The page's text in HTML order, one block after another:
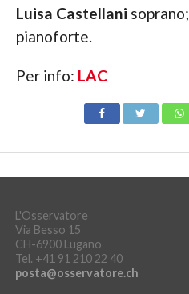
Luisa Castellani soprano;
pianoforte.
Per info: LAC
L'Osservatore
Via Besso 15
CH-6900 Lugano
Tel. +41 91 210 22 40
posta@osservatore.ch